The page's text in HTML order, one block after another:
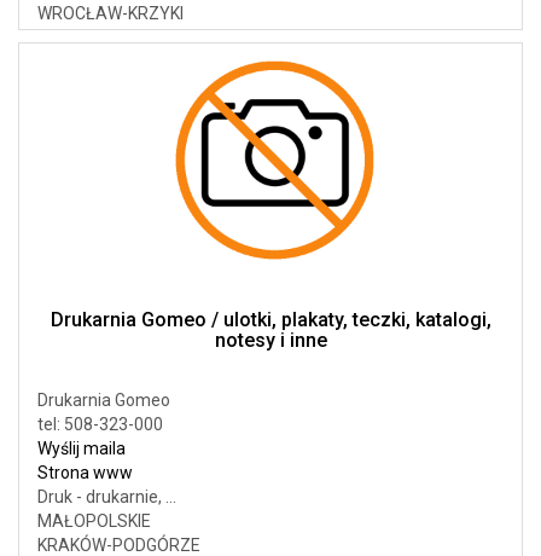
WROCŁAW-KRZYKI
Drukarnia Gomeo / ulotki, plakaty, teczki, katalogi,
notesy i inne
Drukarnia Gomeo
tel: 508-323-000
Wyślij maila
Strona www
Druk - drukarnie, ...
MAŁOPOLSKIE
KRAKÓW-PODGÓRZE